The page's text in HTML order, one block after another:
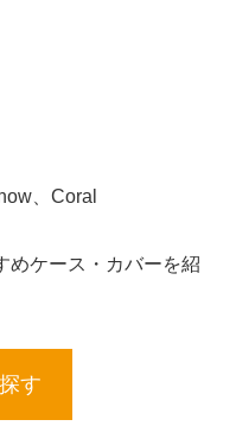
、Coral
めケース・カバーを紹
す